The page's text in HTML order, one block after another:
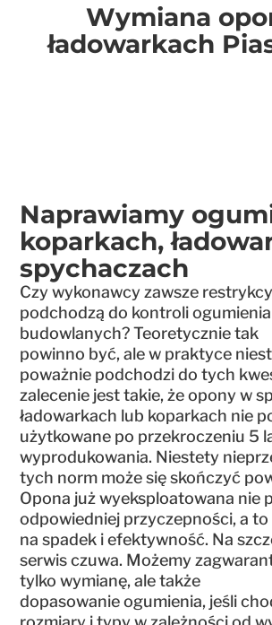
Wymiana
ładowarkach
Naprawiamy
koparkach,
spychaczach
Czy wykonawcy zawsze
podchodzą do kontroli
budowlanych? Teoretycznie tak
powinno być, ale w praktyce
poważnie podchodzi do tych
zalecenie jest takie, że opony w
ładowarkach lub koparkach nie
użytkowane po przekroczeniu 5
wyprodukowania. Niestety
tych norm może się skończyć
Opona już wyeksploatowana nie
odpowiedniej przyczepności, a to
na spadek i efektywność. Na
serwis czuwa. Możemy
tylko wymianę, ale także
dopasowanie ogumienia, jeśli